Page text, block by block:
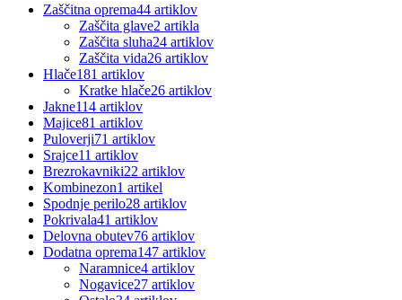
Zaščitna oprema44 artiklov
Zaščita glave2 artikla
Zaščita sluha24 artiklov
Zaščita vida26 artiklov
Hlače181 artiklov
Kratke hlače26 artiklov
Jakne114 artiklov
Majice81 artiklov
Puloverji71 artiklov
Srajce11 artiklov
Brezrokavniki22 artiklov
Kombinezon1 artikel
Spodnje perilo28 artiklov
Pokrivala41 artiklov
Delovna obutev76 artiklov
Dodatna oprema147 artiklov
Naramnice4 artiklov
Nogavice27 artiklov